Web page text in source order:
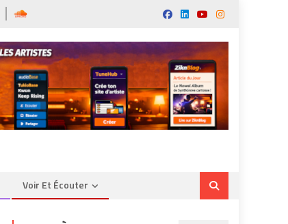
Voir Et Écouter